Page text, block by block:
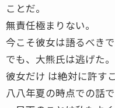
ことだ。
無責任極まりない。
今こそ彼女は語るべきで
でも、大熊氏は逃げた。
彼女だけ は絶対に許
八八年夏の時点での話で